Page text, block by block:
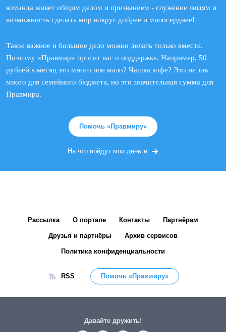
команда живет общим делом и призванием - служение людям и
возможность сделать мир вокруг добрее и милосерднее!
Такое важное и большое дело можно делать только вместе.
Поэтому «Правмир» просит вас о поддержке. Например, 50
рублей в месяц это много или мало? Чашка кофе? Это не так
много для семейного бюджета, но это значительная сумма для
Правмира.
Помочь «Правмиру»
На что пойдут мои деньги
Рассылка О портале Контакты Партнёрам
Друзья и партнёры Архив сервисов
Политика конфиденциальности
RSS Помочь «Правмиру»
Давайте дружить!